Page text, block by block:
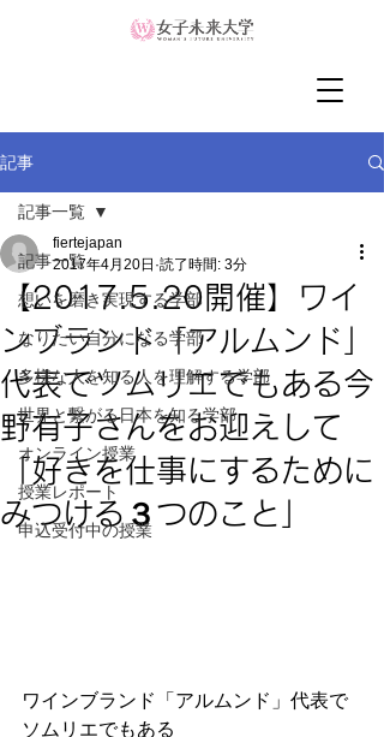
記事
記事一覧
想いを磨き実現する学部
なりたい自分になる学部
多様な人を知る人を理解する学部
世界と繋がる日本を知る学部
オンライン授業
授業レポート
申込受付中の授業
記事一覧
【2017.5.20開催】ワイ
ンブランド「アルムンド」
代表でソムリエでもある今
野有子さんをお迎えして
「好きを仕事にするために
みつける３つのこと」
fiertejapan
2017年4月20日 読了時間: 3分
ワインブランド「アルムンド」代表で
ソムリエでもある